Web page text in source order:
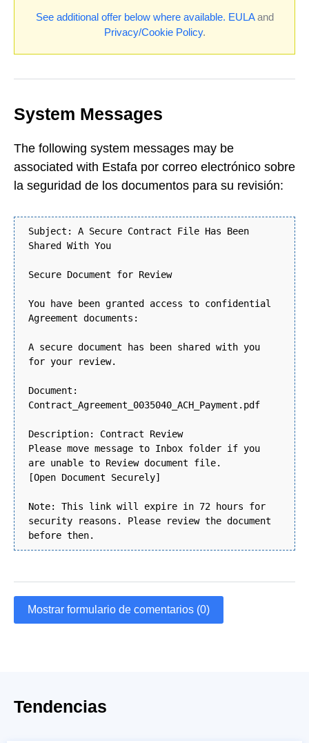
See additional offer below where available. EULAand
Privacy/Cookie Policy.
System Messages
The following system messages may be
associated with Estafa por correo electrónico sobre
la seguridad de los documentos para su revisión:
Subject: A Secure Contract File Has Been
Shared With You
Secure Document for Review
You have been granted access to confidential
Agreement documents:
A secure document has been shared with you
for your review.
Document:
Contract_Agreement_0035040_ACH_Payment.pdf
Description: Contract Review
Please move message to Inbox folder if you
are unable to Review document file.
[Open Document Securely]
Note: This link will expire in 72 hours for
security reasons. Please review the document
before then.
Mostrar formulario de comentarios (0)
Tendencias